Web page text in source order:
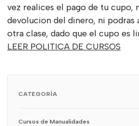
vez realices el pago de tu cupo,
devolucion del dinero, ni podras
otra clase, dado que el cupo es
LEER POLITICA DE CURSOS
CATEGORÍA
Cursos de Manualidades